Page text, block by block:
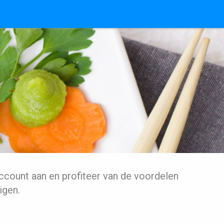
aan en profiteer van de voordelen